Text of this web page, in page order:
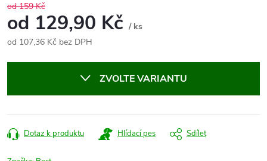
od 159 Kč
od 129,90 Kč / ks
od 107,36 Kč bez DPH
ZVOLTE VARIANTU
Dotaz k produktu Hlídací pes Sdílet